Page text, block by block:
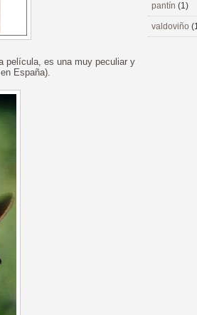
película, es una muy peculiar y
España).
pantín (1)
valdoviño